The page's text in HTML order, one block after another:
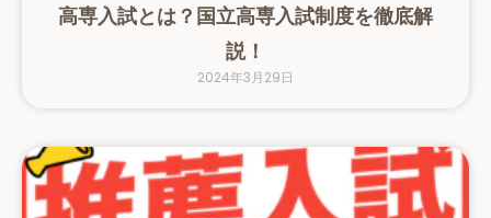
高専入試とは？国立高専入試制度を徹底解
説！
2024年3月29日